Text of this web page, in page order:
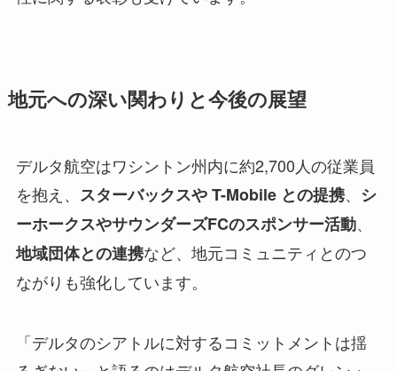
地元への深い関わりと今後の展望
デルタ航空はワシントン州内に約2,700人の従業員
を抱え、 スターバックスや T-Mobile との提携、 シ
ーホークスやサウンダーズFCのスポンサー活動、
地域団体との連携など、地元コミュニティとのつ
ながりも強化しています。
「デルタのシアトルに対するコミットメントは揺